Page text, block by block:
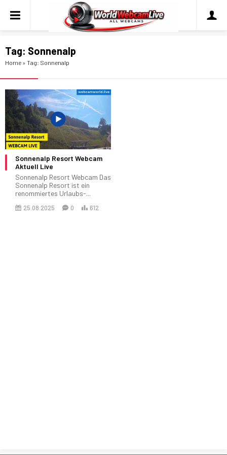
Tag: Sonnenalp
Home » Tag: Sonnenalp
Sonnenalp Resort Webcam
Aktuell Live
Sonnenalp Resort Webcam Das
Sonnenalp Resort ist ein
renommiertes Urlaubs-...
25.08.2025 0 612